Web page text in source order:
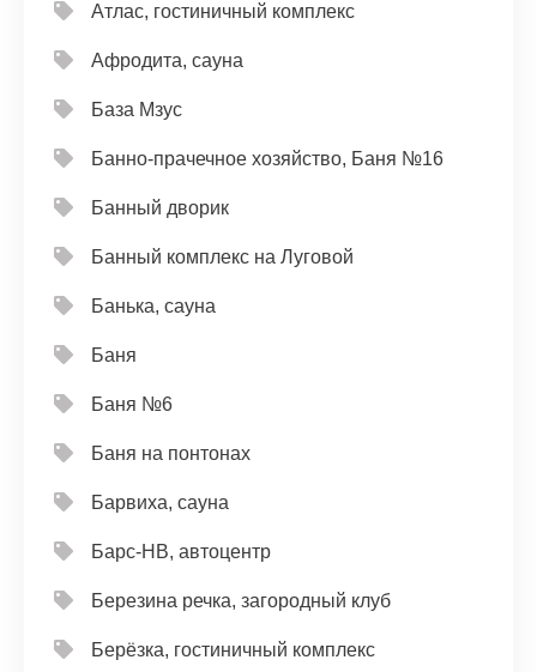
Атлас, гостиничный комплекс
Афродита, сауна
База Мзус
Банно-прачечное хозяйство, Баня №16
Банный дворик
Банный комплекс на Луговой
Банька, сауна
Баня
Баня №6
Баня на понтонах
Барвиха, сауна
Барс-НВ, автоцентр
Березина речка, загородный клуб
Берёзка, гостиничный комплекс